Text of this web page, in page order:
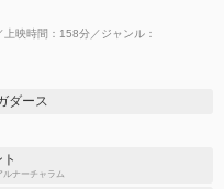
上映時間：158分
ジャンル：
ダース
ルナーチャラム